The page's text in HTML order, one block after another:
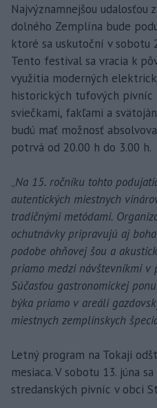
Najvýznamnejšou udalosťou
dolného Zemplína bude
ktoré sa uskutoční v sobotu
Tento festival sa vracia k
využitia moderných
historických tufových pivníc
sviečkami, fakľami a
budú mať možnosť
potrvá od 20.00 h do 3.00 h.
„Na 15. ročníku tohto
autentických miestnych
tradičnými metódami.
ochutnávky pripravujú aj
podobe ohňovej šou a
priamo medzi návštevníkmi v
Súčasťou gastronomickej
býka priamo v areáli
miestnych zemplínskych
Letný program na Tokaji
mesiaca. V sobotu 13. júna
stredanských pivníc v obci